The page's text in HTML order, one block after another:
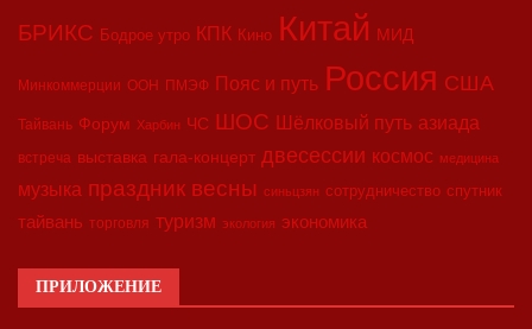
БРИКС Бодрое утро КПК Кино Китай МИД
Минкоммерции ООН ПМЭФ Пояс и путь Россия США
Тайвань Форум Харбин ЧС ШОС Шёлковый путь азиада
встреча выставка гала-концерт двесессии космос медицина
музыка праздник весны синьцзян сотрудничество спутник
тайвань торговля туризм экология экономика
ПРИЛОЖЕНИЕ